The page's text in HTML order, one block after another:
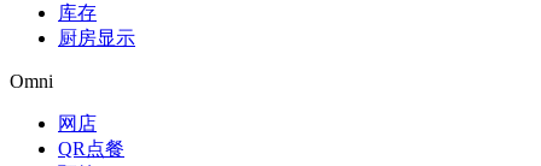
库存
厨房显示
Omni
网店
QR点餐